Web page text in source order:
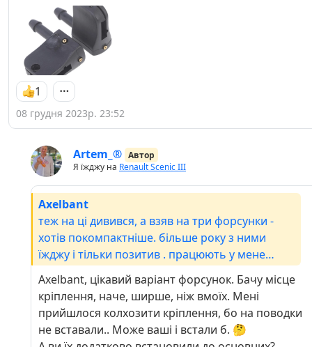
1
08 грудня 2023р. 23:52
Artem_® Автор
Я їжджу на Renault Scenic III
Axelbant
теж на ці дивився, а взяв на три форсунки -
хотів покомпактніше. більше року з ними
їжджу і тільки позитив . працюють у мене
разом зі штатними і омивання скла краще, а
витрата омивачки меньше - при більшій площі
оприскуввання за секунду вистачається
меньша кількість рідини
Axelbant, цікавий варіант форсунок. Бачу місце
кріплення, наче, ширше, ніж вмоїх. Мені
прийшлося колхозити кріплення, бо на поводки
не вставали.. Може ваші і встали б. 🤔